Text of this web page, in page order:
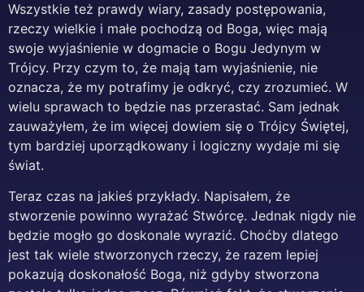
Wszystkie też prawdy wiary, zasady postępowania,
rzeczy wielkie i małe pochodzą od Boga, więc mają
swoje wyjaśnienie w dogmacie o Bogu Jedynym w
Trójcy. Przy czym to, że mają tam wyjaśnienie, nie
oznacza, że my potrafimy je odkryć, czy zrozumieć. W
wielu sprawach to będzie nas przerastać. Sam jednak
zauważyłem, że im więcej dowiem się o Trójcy Świętej,
tym bardziej uporządkowany i logiczny wydaje mi się
świat.
Teraz czas na jakieś przykłady. Napisałem, że
stworzenie powinno wyrażać Stwórcę. Jednak nigdy nie
będzie mogło go doskonale wyrazić. Choćby dlatego
jest tak wiele stworzonych rzeczy, że razem lepiej
pokazują doskonałość Boga, niż gdyby stworzona